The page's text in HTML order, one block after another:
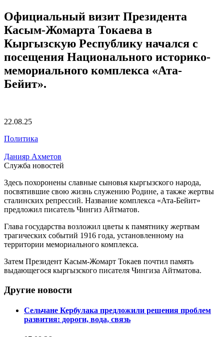
Официальный визит Президента
Касым-Жомарта Токаева в
Кыргызскую Республику начался с
посещения Национального историко-
мемориального комплекса «Ата-
Бейит».
22.08.25
Политика
Данияр Ахметов
Служба новостей
Здесь похоронены славные сыновья кыргызского народа,
посвятившие свою жизнь служению Родине, а также жертвы
сталинских репрессий. Название комплекса «Ата-Бейит»
предложил писатель Чингиз Айтматов.
Глава государства возложил цветы к памятнику жертвам
трагических событий 1916 года, установленному на
территории мемориального комплекса.
Затем Президент Касым-Жомарт Токаев почтил память
выдающегося кыргызского писателя Чингиза Айтматова.
Другие новости
Сельчане Кербулака предложили решения проблем
развития: дороги, вода, связь